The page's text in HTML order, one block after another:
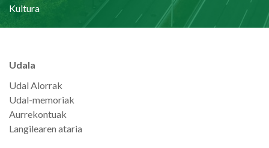
Kultura
Udala
Udal Alorrak
Udal-memoriak
Aurrekontuak
Langilearen ataria